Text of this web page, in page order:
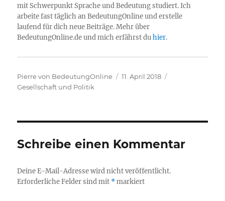
mit Schwerpunkt Sprache und Bedeutung studiert. Ich
arbeite fast täglich an BedeutungOnline und erstelle
laufend für dich neue Beiträge. Mehr über
BedeutungOnline.de und mich erfährst duhier.
Autor
Pierre von BedeutungOnline
Veröffentlicht
11. April 2018
Gesellschaft und Politik
Schreibe einen Kommentar
Deine E-Mail-Adresse wird nicht veröffentlicht.
Erforderliche Felder sind mit *markiert